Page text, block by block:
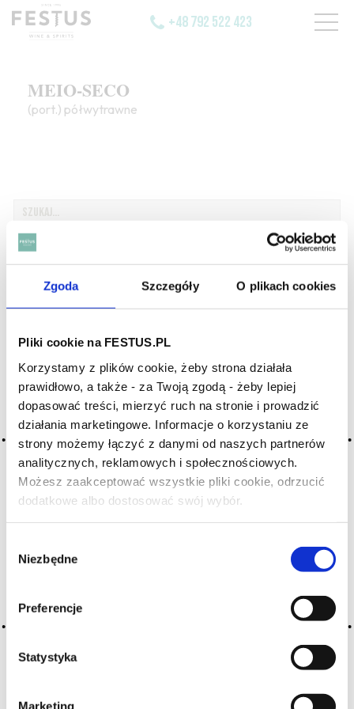
Zgoda Szczegóły O plikach cookies
Pliki cookie na FESTUS.PL
Korzystamy z plików cookie, żeby strona działała
prawidłowo, a także - za Twoją zgodą - żeby lepiej
dopasować treści, mierzyć ruch na stronie i prowadzić
działania marketingowe. Informacje o korzystaniu ze
strony możemy łączyć z danymi od naszych partnerów
analitycznych, reklamowych i społecznościowych.
Możesz zaakceptować wszystkie pliki cookie, odrzucić
dodatkowe albo dostosować swój wybór.
zgody
Niezbędne
Preferencje
Statystyka
Marketing
Czy masz ukończone 18 lat?
+48 792 522 423
MEIO-SECO
(port.) półwytrawne
HASŁA ALFABETYCZNIE:
WYBIERZ LITERĘ ALFABETU PONIŻEJ:
A B C-Ć D E F G
H I J K L-Ł M N
O-Ó P Q R S-Ś T
U V W X-Y
Z-Ź-Ż
Cały czas pracujemy nad wprowadzaniem do
słownika nowych haseł. Jeśli jakis termin stwarza
Państwu szczególny problem i nie ma go w słowniku